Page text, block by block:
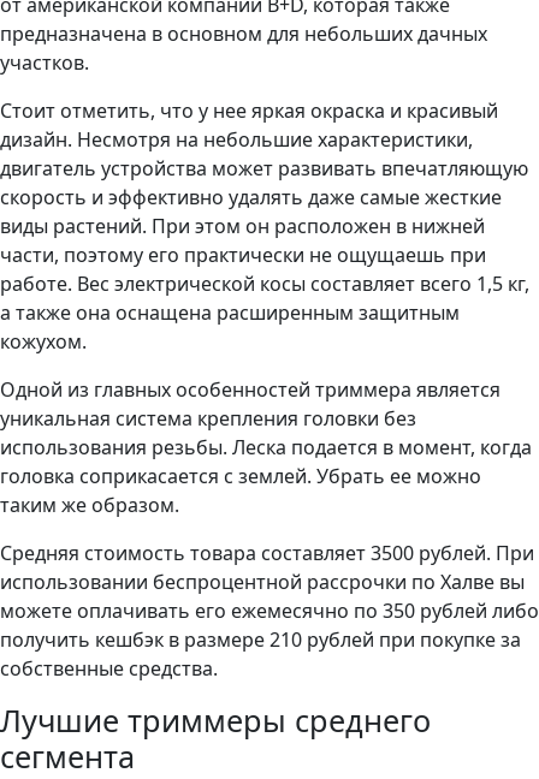
предназначена в основном для небольших дачных
участков.
Стоит отметить, что у нее яркая окраска и красивый
дизайн. Несмотря на небольшие характеристики,
двигатель устройства может развивать впечатляющую
скорость и эффективно удалять даже самые жесткие
виды растений. При этом он расположен в нижней
части, поэтому его практически не ощущаешь при
работе. Вес электрической косы составляет всего 1,5 кг,
а также она оснащена расширенным защитным
кожухом.
Одной из главных особенностей триммера является
уникальная система крепления головки без
использования резьбы. Леска подается в момент, когда
головка соприкасается с землей. Убрать ее можно
таким же образом.
Средняя стоимость товара составляет 3500 рублей. При
использовании беспроцентной рассрочки по Халве вы
можете оплачивать его ежемесячно по 350 рублей либо
получить кешбэк в размере 210 рублей при покупке за
собственные средства.
Лучшие триммеры среднего
сегмента